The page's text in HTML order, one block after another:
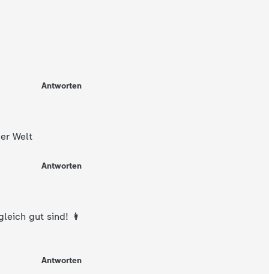
Antworten
Welt
Antworten
gut sind! 👩
Antworten